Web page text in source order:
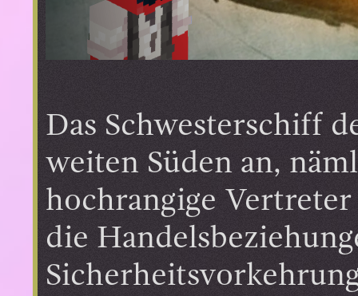
Das Schwesterschiff
weiten Süden an,
hochrangige
die